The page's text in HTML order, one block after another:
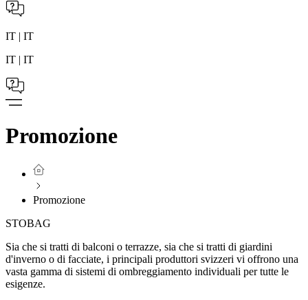
IT | IT
IT | IT
Promozione
Promozione
STOBAG
Sia che si tratti di balconi o terrazze, sia che si tratti di giardini
d'inverno o di facciate, i principali produttori svizzeri vi offrono una
vasta gamma di sistemi di ombreggiamento individuali per tutte le
esigenze.